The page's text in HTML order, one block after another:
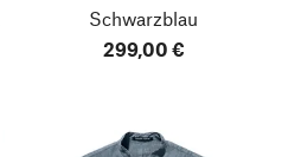
Schwarzblau
299,00 €